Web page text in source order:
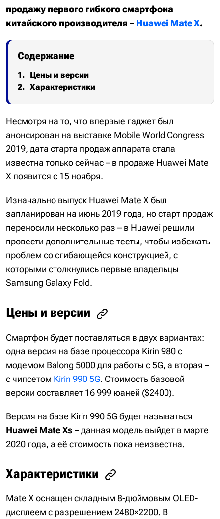
продажу первого гибкого смартфона
китайского производителя – Huawei Mate X.
Содержание
Цены и версии
Характеристики
Несмотря на то, что впервые гаджет был
анонсирован на выставке Mobile World Congress
2019, дата старта продаж аппарата стала
известна только сейчас – в продаже Huawei Mate
X появится с 15 ноября.
Изначально выпуск Huawei Mate X был
запланирован на июнь 2019 года, но старт продаж
переносили несколько раз – в Huawei решили
провести дополнительные тесты, чтобы избежать
проблем со сгибающейся конструкцией, с
которыми столкнулись первые владельцы
Samsung Galaxy Fold.
Цены и версии
Смартфон будет поставляться в двух вариантах:
одна версия на базе процессора Kirin 980 с
модемом Balong 5000 для работы с 5G, а вторая –
с чипсетом Kirin 990 5G. Стоимость базовой
версии составляет 16 999 юаней ($2400).
Версия на базе Kirin 990 5G будет называться
Huawei Mate Xs – данная модель выйдет в марте
2020 года, а её стоимость пока неизвестна.
Характеристики
Mate X оснащен складным 8-дюймовым OLED-
дисплеем с разрешением 2480×2200. В